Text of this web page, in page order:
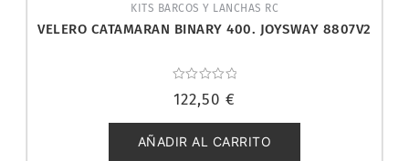
KITS BARCOS Y LANCHAS RC
VELERO CATAMARAN BINARY 400. JOYSWAY 8807V2
con
de
5
122,50 €
AÑADIR AL CARRITO